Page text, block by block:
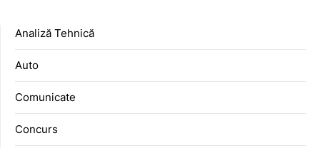
Analiză Tehnică
Auto
Comunicate
Concurs